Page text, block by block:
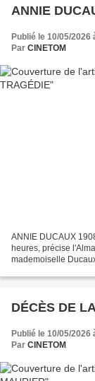
ANNIE
Publié le 10/05/2026
Par CINETOM
ANNIE DUCAUX
heures, précise
mademoiselle
DÉCÈS DE
Publié le 10/05/2026
Par CINETOM